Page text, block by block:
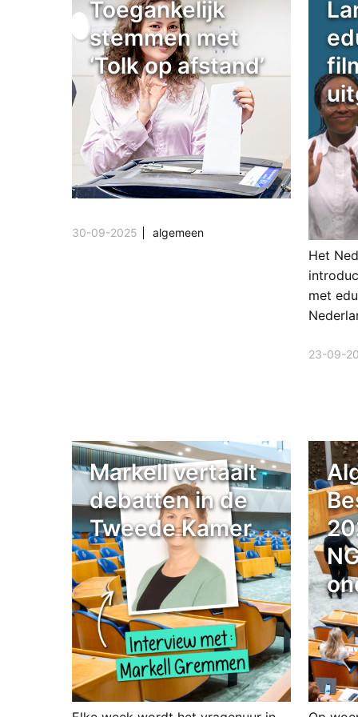
Toegankelijk
stemmen met
‘Tolk op afstand’
30-09-2025 algemeen
Het
met
23-09-
Markell vertaalt
debatten in de
Tweede Kamer